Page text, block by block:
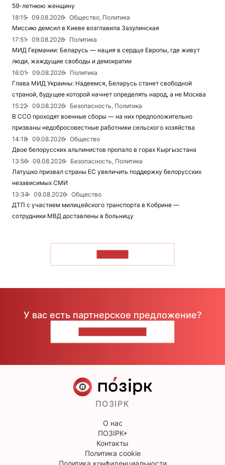
59-летнюю женщину
18:15
09.08.2026
Общество, Политика
Миссию демсил в Киеве возглавила Зазулинская
17:51
09.08.2026
Политика
МИД Германии: Беларусь — нация в сердце Европы, где живут
люди, жаждущие свободы и демократии
16:01
09.08.2026
Политика
Глава МИД Украины: Надеемся, Беларусь станет свободной
страной, будущее которой начнет определять народ, а не Москва
15:22
09.08.2026
Безопасность, Политика
В ССО проходят военные сборы — на них предположительно
призваны недобросовестные работники сельского хозяйства
14:18
09.08.2026
Общество
Двое белорусских альпинистов пропало в горах Кыргызстана
13:56
09.08.2026
Безопасность, Политика
Латушко призвал страны ЕС увеличить поддержку белорусских
независимых СМИ
13:34
09.08.2026
Общество
ДТП с участием милицейского транспорта в Кобрине —
сотрудники МВД доставлены в больницу
У вас есть партнерское предложение?
ПОЗІРК
О нас
ПОЗІРК+
Контакты
Политика cookie
Политика конфиденциальности